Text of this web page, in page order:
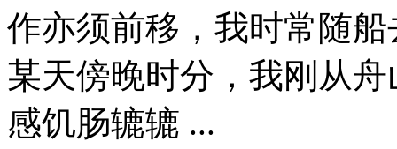
作亦须前移，我时常随
某天傍晚时分，我刚从
感饥肠辘辘 ...